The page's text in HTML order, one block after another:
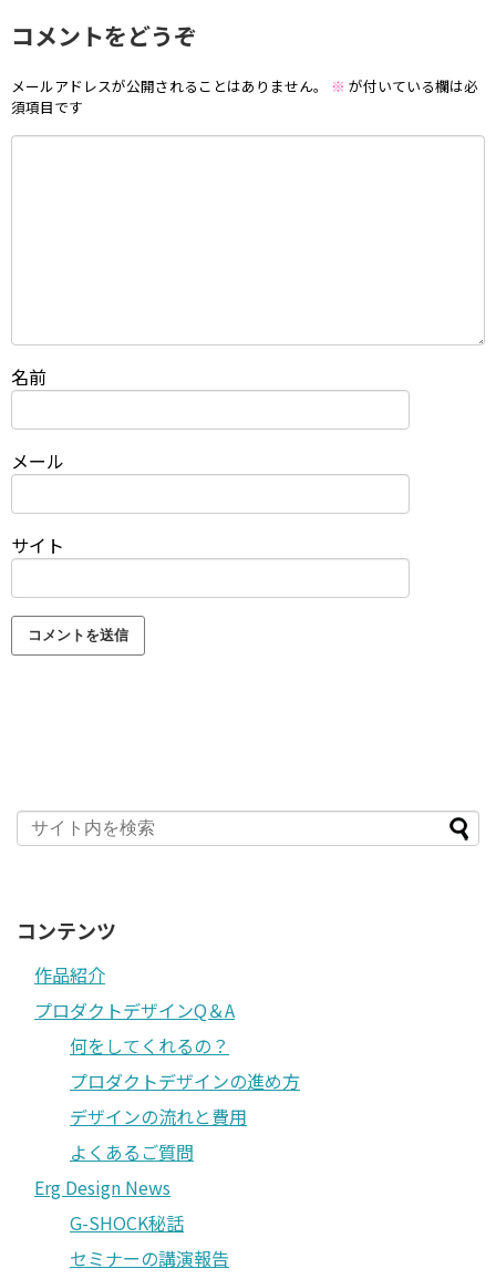
コメントをどうぞ
メールアドレスが公開されることはありません。 ※ が付いている欄は必
須項目です
名前
メール
サイト
コンテンツ
作品紹介
プロダクトデザインQ＆A
何をしてくれるの？
プロダクトデザインの進め方
デザインの流れと費用
よくあるご質問
Erg Design News
G-SHOCK秘話
セミナーの講演報告